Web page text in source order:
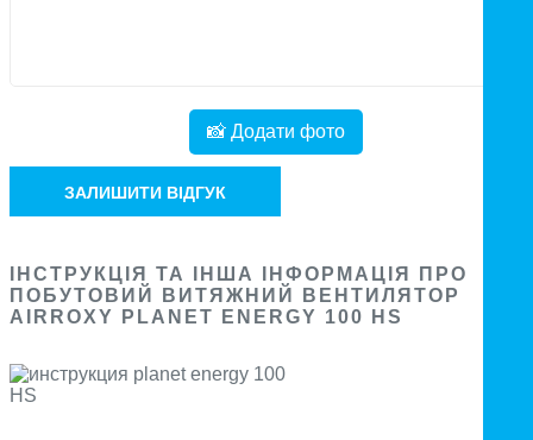
📸 Додати фото
ЗАЛИШИТИ ВІДГУК
ІНСТРУКЦІЯ ТА ІНША ІНФОРМАЦІЯ ПРО
ПОБУТОВИЙ ВИТЯЖНИЙ ВЕНТИЛЯТОР
AIRROXY PLANET ENERGY 100 HS